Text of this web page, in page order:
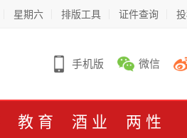
星期六 排版工具 证件查询
手机版 微信
教育 酒业 两性